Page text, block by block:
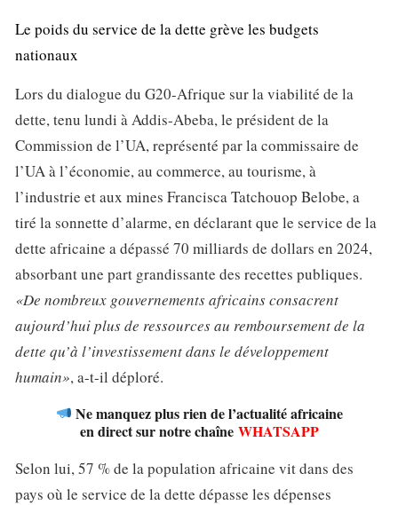
Le poids du service de la dette grève les budgets
nationaux
Lors du dialogue du G20-Afrique sur la viabilité de la
dette, tenu lundi à Addis-Abeba, le président de la
Commission de l’UA, représenté par la commissaire de
l’UA à l’économie, au commerce, au tourisme, à
l’industrie et aux mines Francisca Tatchouop Belobe, a
tiré la sonnette d’alarme, en déclarant que le service de la
dette africaine a dépassé 70 milliards de dollars en 2024,
absorbant une part grandissante des recettes publiques.
«De nombreux gouvernements africains consacrent
aujourd’hui plus de ressources au remboursement de la
dette qu’à l’investissement dans le développement
humain», a-t-il déploré.
Ne manquez plus rien de l’actualité africaine
en direct sur notre chaîne WHATSAPP
Selon lui, 57 % de la population africaine vit dans des
pays où le service de la dette dépasse les dépenses